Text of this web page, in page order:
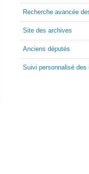
Recherche avancée
Site des archives
Anciens députés
Suivi personnalisé des